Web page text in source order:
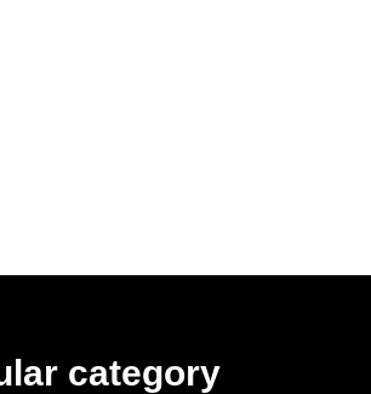
category